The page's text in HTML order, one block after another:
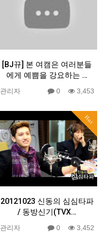
[BJ뀨] 본 여캠은 여러분들
에게 예쁨을 강요하는 …
관리자 0 3,453
Hot
20121023 신동의 심심타파
/ 동방신기(TVX…
관리자 0 3,452